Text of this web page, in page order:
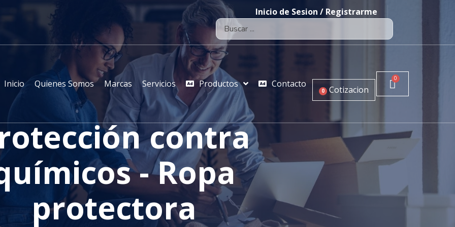
Inicio de Sesion / Registrarme
Inicio Quienes Somos Marcas Servicios Productos Contacto
0 Cotizacion
contra
- Ropa
protectora